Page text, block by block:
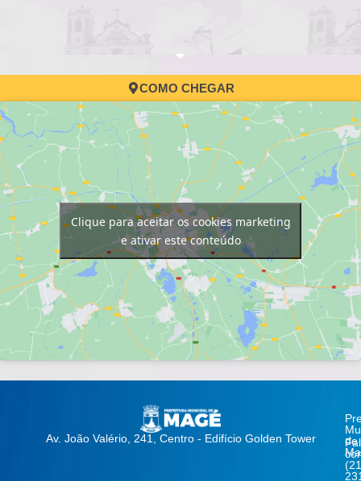
COMO CHEGAR
Clique para aceitar os cookies marketing
e ativar este conteúdo
Av. João Valério, 241, Centro - Edifício Golden Tower
de